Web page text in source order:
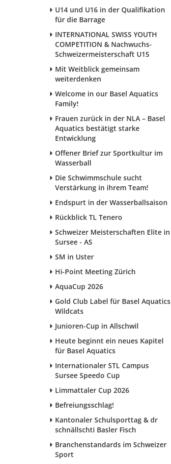
U14 und U16 in der Qualifikation
für die Barrage
INTERNATIONAL SWISS YOUTH
COMPETITION & Nachwuchs-
Schweizermeisterschaft U15
Mit Weitblick gemeinsam
weiterdenken
Welcome in our Basel Aquatics
Family!
Frauen zurück in der NLA – Basel
Aquatics bestätigt starke
Entwicklung
Offener Brief zur Sportkultur im
Wasserball
Die Schwimmschule sucht
Verstärkung in ihrem Team!
Endspurt in der Wasserballsaison
Rückblick TL Tenero
Schweizer Meisterschaften Elite in
Sursee - AS
SM in Uster
Hi-Point Meeting Zürich
AquaCup 2026
Gold Club Label für Basel Aquatics
Wildcats
Junioren-Cup in Allschwil
Heute beginnt ein neues Kapitel
für Basel Aquatics
Internationaler STL Campus
Sursee Speedo Cup
Limmattaler Cup 2026
Befreiungsschlag!
Kantonaler Schulsporttag & dr
schnällschti Basler Fisch
Branchenstandards im Schweizer
Sport